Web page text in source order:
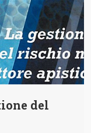
del